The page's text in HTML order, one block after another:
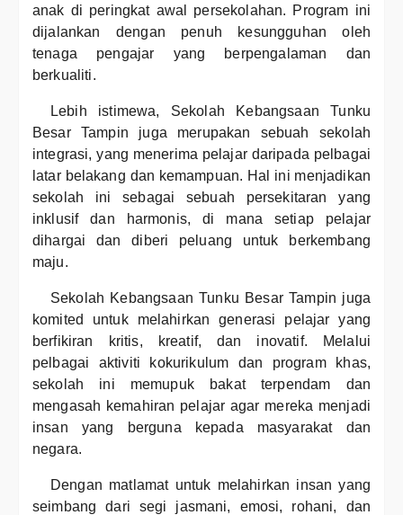
anak di peringkat awal persekolahan. Program ini
dijalankan dengan penuh kesungguhan oleh
tenaga pengajar yang berpengalaman dan
berkualiti.
Lebih istimewa, Sekolah Kebangsaan Tunku
Besar Tampin juga merupakan sebuah sekolah
integrasi, yang menerima pelajar daripada pelbagai
latar belakang dan kemampuan. Hal ini menjadikan
sekolah ini sebagai sebuah persekitaran yang
inklusif dan harmonis, di mana setiap pelajar
dihargai dan diberi peluang untuk berkembang
maju.
Sekolah Kebangsaan Tunku Besar Tampin juga
komited untuk melahirkan generasi pelajar yang
berfikiran kritis, kreatif, dan inovatif. Melalui
pelbagai aktiviti kokurikulum dan program khas,
sekolah ini memupuk bakat terpendam dan
mengasah kemahiran pelajar agar mereka menjadi
insan yang berguna kepada masyarakat dan
negara.
Dengan matlamat untuk melahirkan insan yang
seimbang dari segi jasmani, emosi, rohani, dan